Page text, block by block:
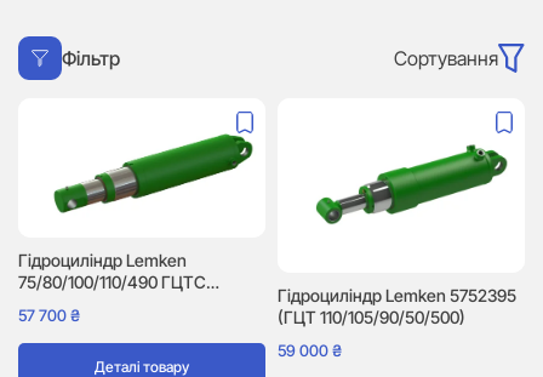
Фільтр Сортування
Гідроциліндр Lemken
75/80/100/110/490 ГЦТС
57 700₴
Деталі товару
Гідроциліндр Lemken 5752395
(ГЦТ 110/105/90/50/500)
59 000₴